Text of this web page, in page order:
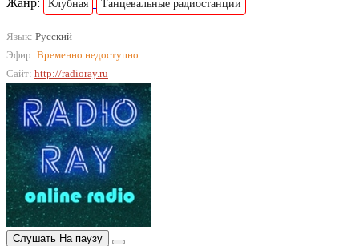
Жанр:
Клубная Танцевальные радиостанции
Язык: Русский
Эфир: Временно недоступно
Сайт: http://radioray.ru
Слушать На паузу